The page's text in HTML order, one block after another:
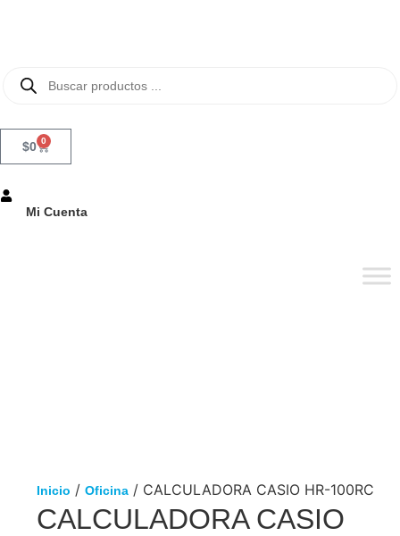
$0 0
Mi Cuenta
Inicio / Oficina / CALCULADORA CASIO HR-100RC
CALCULADORA CASIO